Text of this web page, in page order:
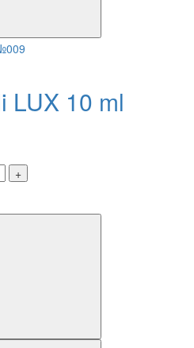
LUX 10 ml
+